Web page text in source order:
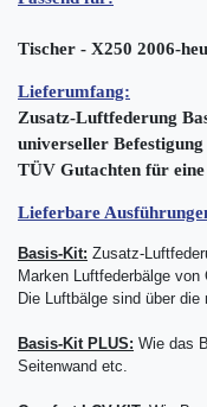
Tischer - X250 2006-
Lieferumfang:
Zusatz-Luftfederung
universeller
TÜV Gutachten für
Lieferbare
Basis-Kit: Zusatz-
Marken Luftfederbälge
Die Luftbälge sind über
Basis-Kit PLUS: Wie das
Seitenwand etc.